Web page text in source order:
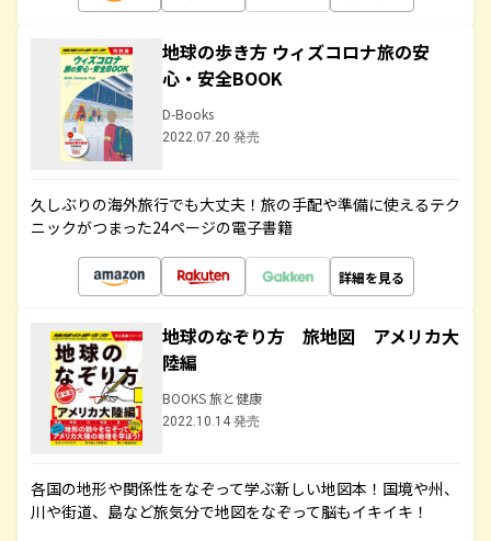
地球の歩き方 ウィズコロナ旅の安
心・安全BOOK
D-Books
2022.07.20 発売
久しぶりの海外旅行でも大丈夫！旅の手配や準備に使えるテク
ニックがつまった24ページの電子書籍
詳細を見る
地球のなぞり方 旅地図 アメリカ大
陸編
BOOKS 旅と健康
2022.10.14 発売
各国の地形や関係性をなぞって学ぶ新しい地図本！国境や州、
川や街道、島など旅気分で地図をなぞって脳もイキイキ！